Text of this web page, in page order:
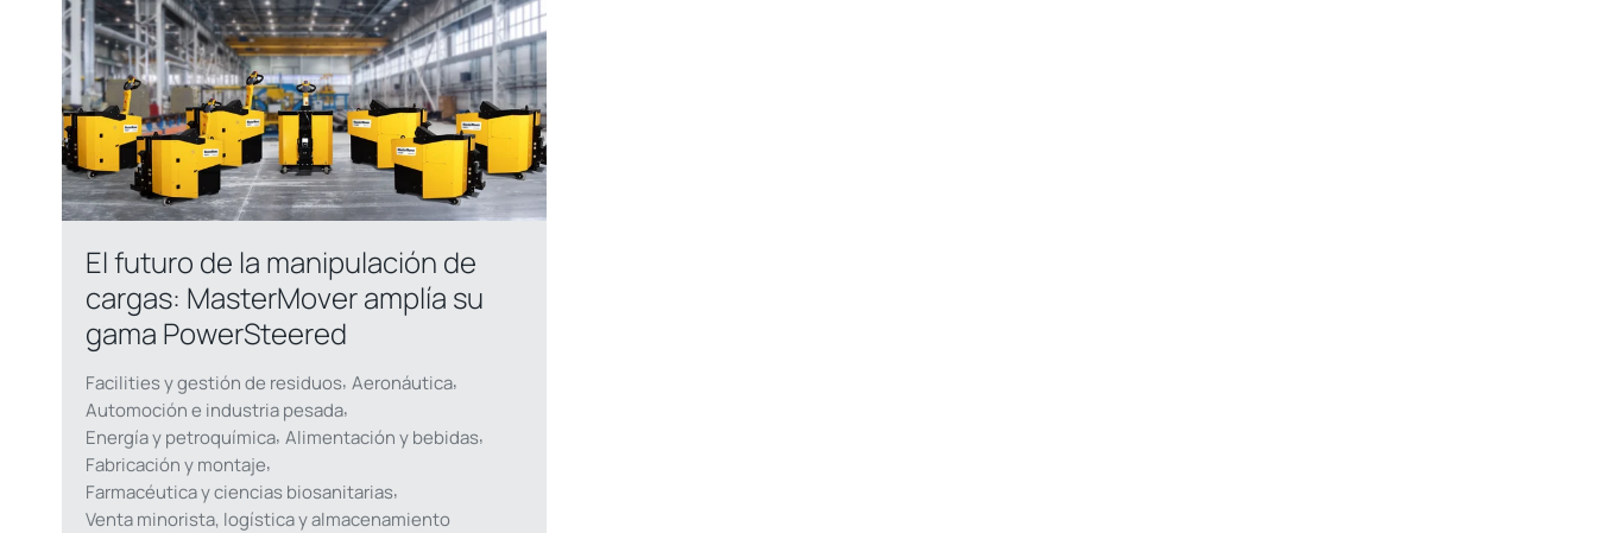
El futuro de la manipulación de
cargas: MasterMover amplía su
gama PowerSteered
Facilities y gestión de residuos, Aeronáutica,
Automoción e industria pesada,
Energía y petroquímica, Alimentación y bebidas,
Fabricación y montaje,
Farmacéutica y ciencias biosanitarias,
Venta minorista, logística y almacenamiento